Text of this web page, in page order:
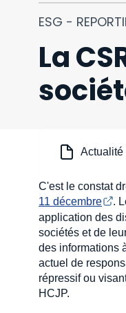
ESG -
La
Actualité
C'est le constat
11 décembre
.
application des
sociétés et de
des informations
actuel de
répressif ou
HCJP.